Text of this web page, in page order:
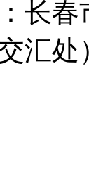
长
汇处